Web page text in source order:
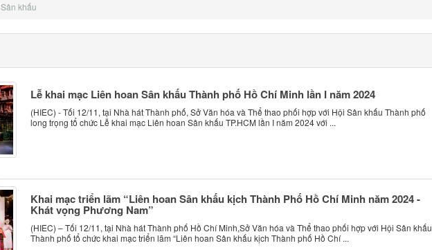
Sân khấu
Lễ khai mạc Liên hoan Sân khấu Thành phố Hồ Chí Minh lần I năm 2024
(HIEC) - Tối 12/11, tại Nhà hát Thành phố, Sở Văn hóa và Thể thao phối hợp với Hội Sân khấu Thành phố
long trọng tổ chức Lễ khai mạc Liên hoan Sân khấu TP.HCM lần I năm 2024 với ...
Khai mạc triển lãm “Liên hoan Sân khấu kịch Thành Phố Hồ Chí Minh năm 2024 -
Khát vọng Phương Nam”
(HIEC) – Tối 12/11, tại Nhà hát Thành phố Hồ Chí Minh,Sở Văn hóa và Thể thao phối hợp với Hội Sân khấu
Thành phố tổ chức khai mạc triển lãm “Liên hoan Sân khấu kịch Thành phố Hồ Chí ...